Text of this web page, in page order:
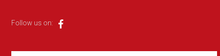
Follow us on: